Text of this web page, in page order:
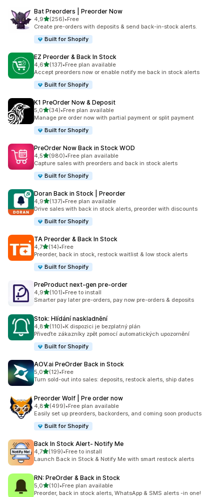
Bat Preorders | Preorder Now
4,9z 5 hvězd
(256)
Celkový počet recenzí: 256
•Free
Create pre-orders with deposits & send back-in-stock alerts.
Built for Shopify
EZ Preorder & Back In Stock
4,6z 5 hvězd
(137)
Celkový počet recenzí: 137
•Free plan available
Accept preorders now or enable notify me back in stock alerts
Built for Shopify
K1 PreOrder Now & Deposit
5,0z 5 hvězd
(34)
Celkový počet recenzí: 34
•Free plan available
Manage pre order now with partial payment or split payment
Built for Shopify
PreOrder Now Back in Stock WOD
4,5z 5 hvězd
(980)
Celkový počet recenzí: 980
•Free plan available
Capture sales with preorders and back in stock alerts
Built for Shopify
Doran Back in Stock | Preorder
4,9z 5 hvězd
(137)
Celkový počet recenzí: 137
•Free plan available
Drive sales with back in stock alerts, preorder with discounts
Built for Shopify
TA Preorder & Back In Stock
4,7z 5 hvězd
(14)
Celkový počet recenzí: 14
•Free
Preorder, back in stock, restock waitlist & low stock alerts
Built for Shopify
PreProduct next‑gen pre‑order
4,9z 5 hvězd
(101)
Celkový počet recenzí: 101
•Free to install
Smarter pay later pre-orders, pay now pre-orders & deposits
Stok: Hlídání naskladnění
4,8z 5 hvězd
(110)
Celkový počet recenzí: 110
•K dispozici je bezplatný plán
Přiveďte zákazníky zpět pomocí automatických upozornění
Built for Shopify
AOV.ai PreOrder Back in Stock
5,0z 5 hvězd
(12)
Celkový počet recenzí: 12
•Free
Turn sold-out into sales: deposits, restock alerts, ship dates
Preorder Wolf | Pre order now
4,8z 5 hvězd
(499)
Celkový počet recenzí: 499
•Free plan available
Easily set up preorders, backorders, and coming soon products
Built for Shopify
Back In Stock Alert‑ Notify Me
4,7z 5 hvězd
(199)
Celkový počet recenzí: 199
•Free to install
Launch Back in Stock & Notify Me with smart restock alerts
RN: PreOrder & Back in Stock
5,0z 5 hvězd
(10)
Celkový počet recenzí: 10
•Free plan available
Preorder, back in stock alerts, WhatsApp & SMS alerts -in one!